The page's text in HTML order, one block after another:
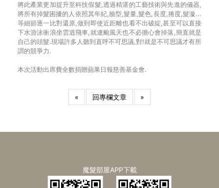
將此產業更加提升至科技假髮,透過精湛的工藝技術與先進的儀器,
將所有掉髮困擾的人依照其年紀,臉型,髮量,髮色,長度,捲度,髮漩...
等細節逐一比對還原,做到即使近距離也看不出破綻,甚至可以直接
下水游泳衝浪坐雲逍飛車,就連颱風天也不必擔心會掉落,簡直就是
自己的頭髮.現場許多人聽到直呼不可思議,對!就是不可思議才有所
謂的競爭力.
本次活動出席費全數捐贈蘋果日報慈善基金會.
« 回專欄文章 »
魔髮部屋APP下載